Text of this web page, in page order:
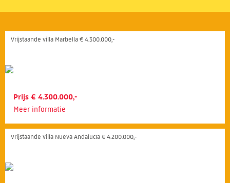
Vrijstaande villa Marbella € 4.300.000,-
Prijs € 4.300.000,-
Meer informatie
Vrijstaande villa Nueva Andalucía € 4.200.000,-